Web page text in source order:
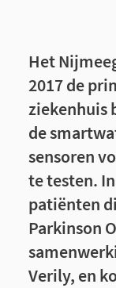
Het
2017 de
ziekenhuis
de
sensoren
te testen.
patiënten
Parkinson
Verily, en